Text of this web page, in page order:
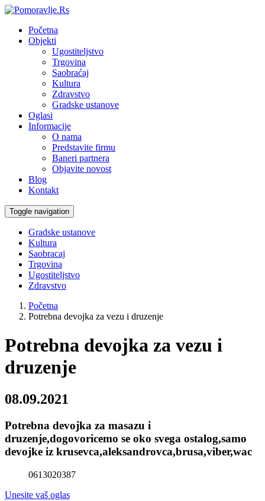
Početna
Objekti
Ugostiteljstvo
Trgovina
Saobraćaj
Kultura
Zdravstvo
Gradske ustanove
Oglasi
Informacije
O nama
Predstavite firmu
Baneri partnera
Objavite novost
Blog
Kontakt
Toggle navigation
Gradske ustanove
Kultura
Saobracaj
Trgovina
Ugostiteljstvo
Zdravstvo
Početna
Potrebna devojka za vezu i druzenje
Potrebna devojka za vezu i
druzenje
08.09.2021
Potrebna devojka za masazu i
druzenje,dogovoricemo se oko svega ostalog,samo
devojke iz krusevca,aleksandrovca,brusa,viber,wac
0613020387
Unesite vaš oglas